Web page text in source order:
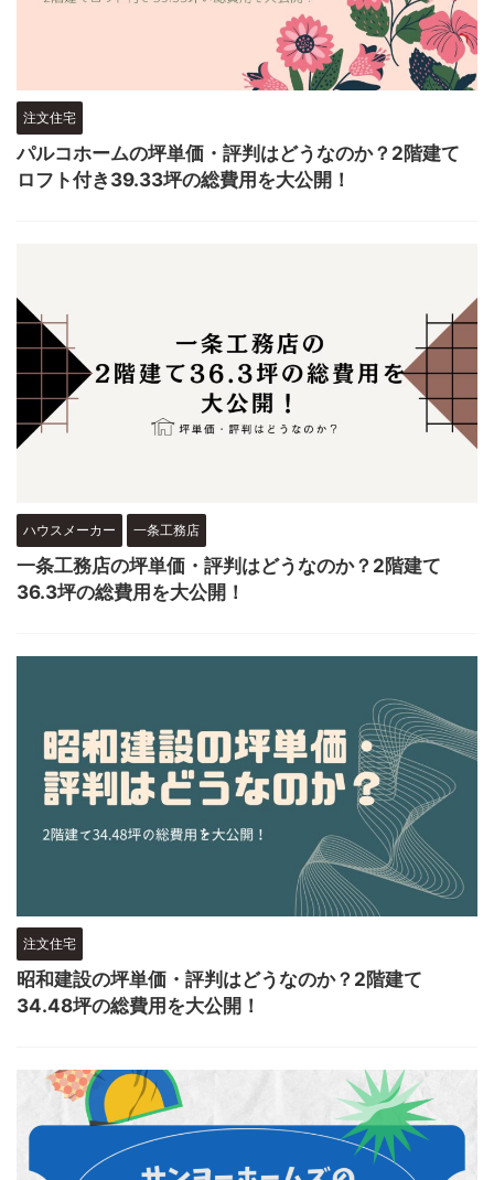
注文住宅
パルコホームの坪単価・評判はどうなのか？2階建て
ロフト付き39.33坪の総費用を大公開！
ハウスメーカー 一条工務店
一条工務店の坪単価・評判はどうなのか？2階建て
36.3坪の総費用を大公開！
注文住宅
昭和建設の坪単価・評判はどうなのか？2階建て
34.48坪の総費用を大公開！